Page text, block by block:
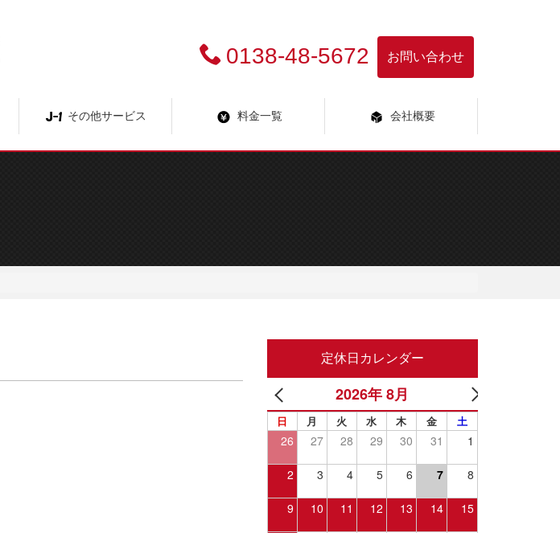
0138-48-5672 お問い合わせ
その他サービス 料金一覧 会社概要
定休日カレンダー
2026年 8月
日 月 火 水 木 金 土
26 27 28 29 30 31 1
2 3 4 5 6 7 8
9 10 11 12 13 14 15